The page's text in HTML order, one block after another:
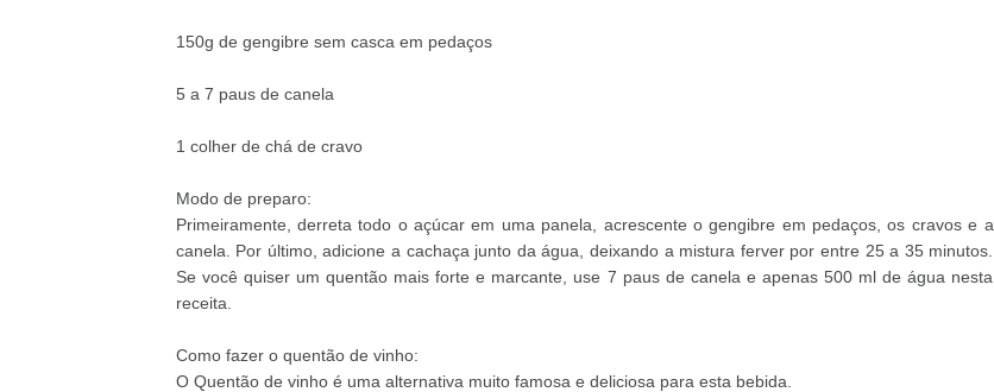
150g de gengibre sem casca em pedaços
5 a 7 paus de canela
1 colher de chá de cravo
Modo de preparo:
Primeiramente, derreta todo o açúcar em uma panela, acrescente o gengibre em pedaços, os cravos e a
canela. Por último, adicione a cachaça junto da água, deixando a mistura ferver por entre 25 a 35 minutos.
Se você quiser um quentão mais forte e marcante, use 7 paus de canela e apenas 500 ml de água nesta
receita.
Como fazer o quentão de vinho:
O Quentão de vinho é uma alternativa muito famosa e deliciosa para esta bebida.